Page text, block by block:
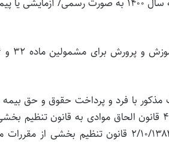
ب)
با فرد و پرداخت حقوق و حق بیمه
توسط شرکت طرف قرارداد، موضوع ماده ۱۷ قانون مدیریت خدمات کشوری، ماده ۴۱ قانون الحاق موادی به قانون
مقررات مالی دولت (۲) مصوب ۱۳۹۳، تبصره ۲ بند «ج» ماده ۸۸ الحاق مورخ ۲/۱۰/۱۳۸۳ قانون تنظیم بخشی